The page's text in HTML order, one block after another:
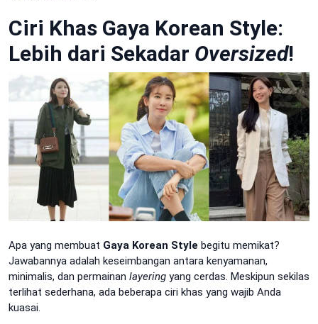
Ciri Khas Gaya Korean Style:
Lebih dari Sekadar Oversized!
Apa yang membuat Gaya Korean Style begitu memikat?
Jawabannya adalah keseimbangan antara kenyamanan,
minimalis, dan permainan layering yang cerdas. Meskipun sekilas
terlihat sederhana, ada beberapa ciri khas yang wajib Anda
kuasai.